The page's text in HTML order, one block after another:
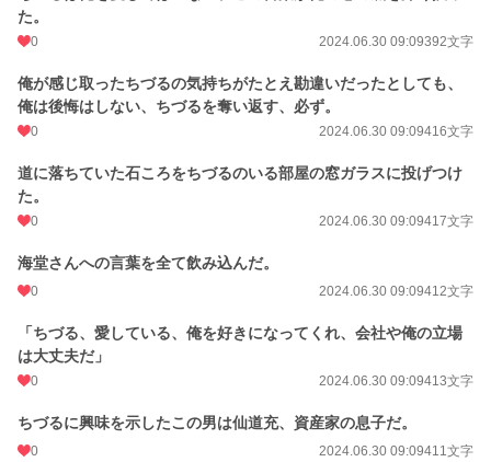
た。
0 2024.06.30 09:09392文字
俺が感じ取ったちづるの気持ちがたとえ勘違いだったとしても、
俺は後悔はしない、ちづるを奪い返す、必ず。
0 2024.06.30 09:09416文字
道に落ちていた石ころをちづるのいる部屋の窓ガラスに投げつけ
た。
0 2024.06.30 09:09417文字
海堂さんへの言葉を全て飲み込んだ。
0 2024.06.30 09:09412文字
「ちづる、愛している、俺を好きになってくれ、会社や俺の立場
は大丈夫だ」
0 2024.06.30 09:09413文字
ちづるに興味を示したこの男は仙道充、資産家の息子だ。
0 2024.06.30 09:09411文字